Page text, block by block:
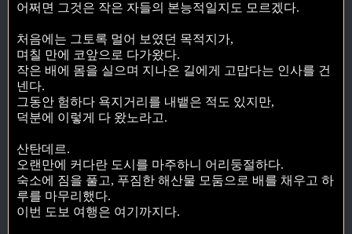
어쩌면 그것은 작은 자들의 본능적일지도 모르겠다.
처음에는 그토록 멀어 보였던 목적지가,
며칠 만에 코앞으로 다가왔다.
작은 배에 몸을 실으며 지나온 길에게 고맙다는 인사를 건
넨다.
그동안 험하다 욕지거리를 내뱉은 적도 있지만,
덕분에 이렇게 다 왔노라고.
산탄데르.
오랜만에 커다란 도시를 마주하니 어리둥절하다.
숙소에 짐을 풀고, 푸짐한 해산물 모둠으로 배를 채우고 하
루를 마무리했다.
이번 도보 여행은 여기까지다.